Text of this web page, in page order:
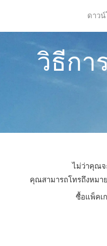
ดาว
วิธีกา
ไม่ว่าคุณจ
คุณสามารถโทรถึงหมา
ซื้อแพ็คเ